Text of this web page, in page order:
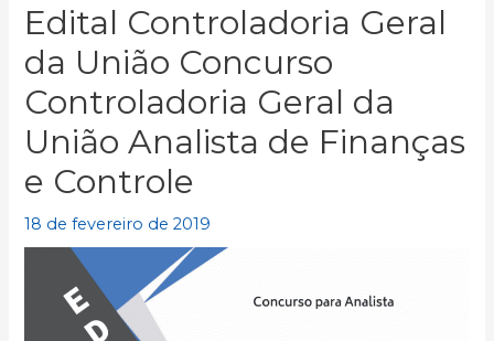
Edital Controladoria Geral
da União Concurso
Controladoria Geral da
União Analista de Finanças
e Controle
18 de fevereiro de 2019